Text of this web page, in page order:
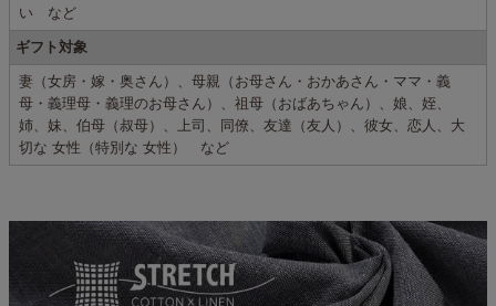
い など
ギフト対象
妻（女房・嫁・奥さん）、母親（お母さん・おかあさん・ママ・義
母・義理母・義理のお母さん）、祖母（おばあちゃん）、娘、姪、
姉、妹、伯母（叔母）、上司、同僚、友達（友人）、彼女、恋人、大
切な 女性（特別な 女性） など